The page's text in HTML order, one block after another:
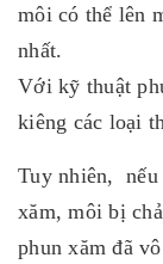
môi có thể lên
nhất.
Với kỹ thuật
kiêng các loại
Tuy nhiên, nếu
xăm, môi bị
phun xăm đã